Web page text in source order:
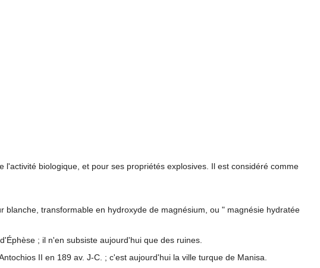
biologique, et pour ses propriétés explosives. Il est considéré comme
blanche, transformable en hydroxyde de magnésium, ou " magnésie hydratée
; il n'en subsiste aujourd'hui que des ruines.
II en 189 av. J-C. ; c'est aujourd'hui la ville turque de Manisa.